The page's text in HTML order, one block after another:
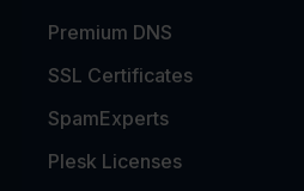
Premium DNS
SSL Certificates
SpamExperts
Plesk Licenses